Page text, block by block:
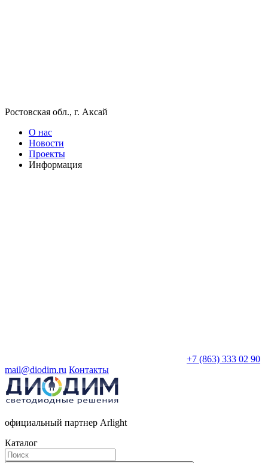
Ростовская обл., г. Аксай
О нас
Новости
Проекты
Информация
+7 (863) 333 02 90
mail@diodim.ru Контакты
официальный партнер Arlight
Каталог